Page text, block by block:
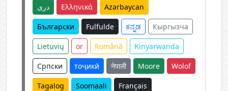
دری Ελληνικά Azərbaycan
Български Fulfulde ಕನ್ನಡ Кыргызча
Lietuvių or Română Kinyarwanda
Српски тоҷикӣ नेपाली Moore Wolof
Tagalog Soomaali Français